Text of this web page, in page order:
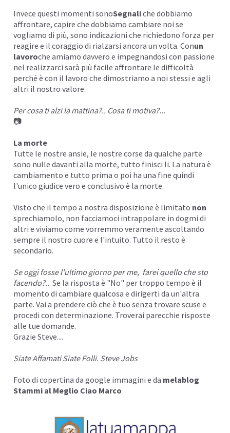
Invece questi momenti sonoSegnaliche dobbiamo
affrontare, capire che dobbiamo cambiare noi se
vogliamo di più, sono indicazioni che richiedono forza per
reagire e il coraggio di rialzarsi ancora un volta. Conun
lavoroche amiamo davvero e impegnandosi con passione
nel realizzarci sarà più facile affrontare le difficoltà
perché è con il lavoro che dimostriamo a noi stessi e agli
altri il nostro valore.
Per cosa ti alzi lamattina?.. Cosa ti motiva?...
📷
La morte
Tutte le nostre ansie, le nostre corse da qualche parte
sono nulle davanti alla morte, tutto finisci li. La natura è
cambiamento e tutto prima o poi ha una fine quindi
l'unico giudice vero e conclusivo è la morte.
Visto che il tempo a nostra disposizione è limitato non
sprechiamolo, non facciamoci intrappolare in dogmi di
altri e viviamo come vorremmo veramente ascoltando
sempre il nostro cuore e l'intuito. Tutto il resto è
secondario.
Se oggi fosse l'ultimo giorno per me, farei quello che sto
facendo?.. Se la risposta è "No" per troppo tempo è il
momento di cambiare qualcosa e dirigerti da un'altra
parte. Vai a prendere ciò che è tuo senza trovare scuse e
procedi con determinazione. Troverai parecchie risposte
alle tue domande.
Grazie Steve....
Siate Affamati Siate Folli. Steve Jobs
Foto di copertina da google immagini e da melablog
Stammi al Meglio Ciao Marco